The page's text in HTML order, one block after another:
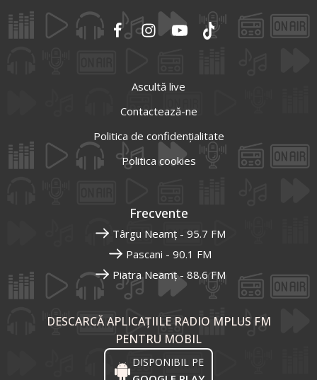
Ascultă live
Contactează-ne
Politica de confidențialitate
Politica cookies
Frecvente
Târgu Neamț - 95.7 FM
Pascani - 90.1 FM
Piatra Neamț - 88.6 FM
DESCARCĂ APLICAȚIILE RADIO MPLUS FM
PENTRU MOBIL
DISPONIBIL PE